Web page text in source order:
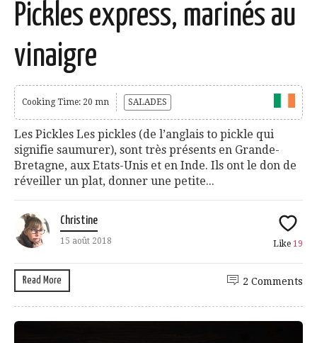
Pickles express, marinés au
vinaigre
Cooking Time: 20 mn SALADES
Les Pickles Les pickles (de l’anglais to pickle qui
signifie saumurer), sont très présents en Grande-
Bretagne, aux Etats-Unis et en Inde. Ils ont le don de
réveiller un plat, donner une petite...
Christine
15 août 2018 Like 19
Read More 2 Comments